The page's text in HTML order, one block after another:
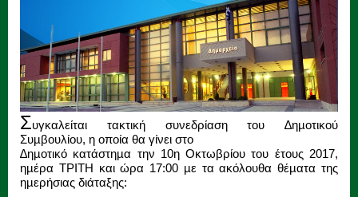
Συγκαλείται τακτική συνεδρίαση του ∆ηµοτικού
Συµβουλίου, η οποία θα γίνει στο
∆ηµοτικό κατάστηµα την 10η Οκτωβρίου του έτους 2017,
ηµέρα TΡΙΤΗ και ώρα 17:00 µε τα ακόλουθα θέµατα της
ηµερήσιας διάταξης: